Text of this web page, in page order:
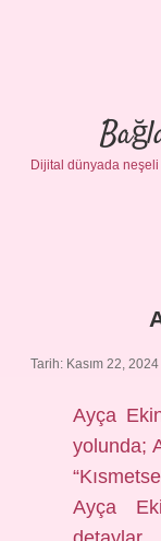
Dijital dünyada
Tarih: Kasım 22, 2024
Ayça
yolunda;
Ayça